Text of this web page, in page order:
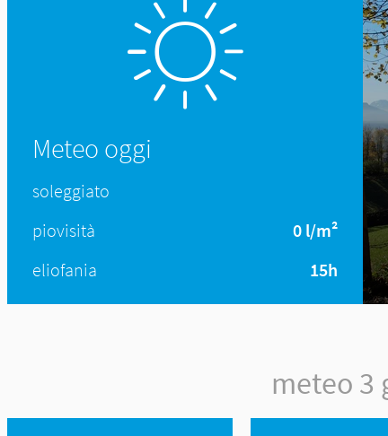
Meteo oggi
soleggiato
piovisità
0 l/m²
eliofania
15h
meteo 3